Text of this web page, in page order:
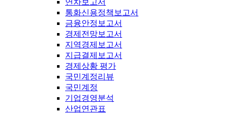
연차보고서
통화신용정책보고서
금융안정보고서
경제전망보고서
지역경제보고서
지급결제보고서
경제상황 평가
국민계정리뷰
국민계정
기업경영분석
산업연관표